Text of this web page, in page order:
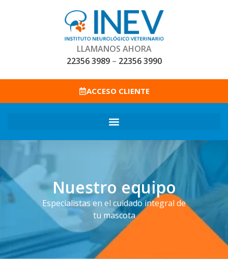
LLAMANOS AHORA
22356 3989– 22356 3990
ACCESO CLIENTE
Nuestro equipo
Especialistas en el cuidado integral de
tu mascota